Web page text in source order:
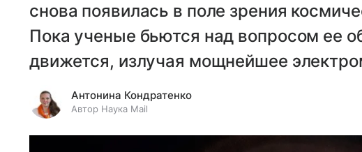
снова появилась в поле зрения
Пока ученые бьются над вопросом ее
движется, излучая мощнейшее
Антонина Кондратенко
Автор Наука Mail